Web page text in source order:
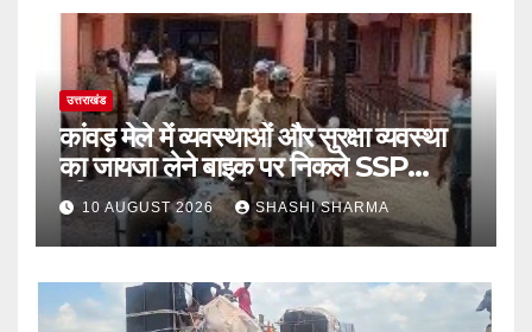
उत्तराखंड
कांवड़ मेले में व्यवस्थाओं और सुरक्षा व्यवस्था
का जायजा लेने बाइक पर निकले SSP
हरिद्वार
10 AUGUST 2026 SHASHI SHARMA